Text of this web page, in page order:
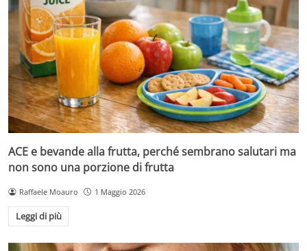
ACE e bevande alla frutta, perché sembrano salutari ma
non sono una porzione di frutta
Raffaele Moauro 1 Maggio 2026
Leggi di più